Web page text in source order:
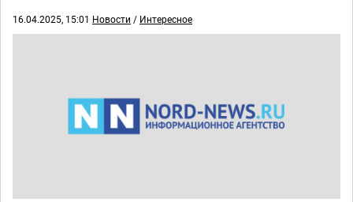
16.04.2025, 15:01 Новости / Интересное